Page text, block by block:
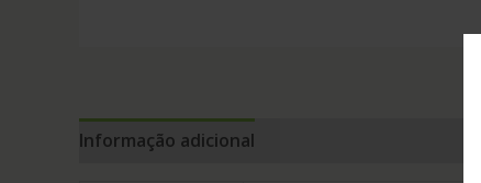
Informação adicional